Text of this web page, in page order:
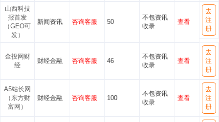
山西科技
报首发
（GEO可
发）
新闻资讯 咨询客服 50
不包资讯
收录
查看
去
注
册
金投网财
经
财经金融 咨询客服 46
不包资讯
收录
查看
去
注
册
A5站长网
（东方财
富网）
财经金融 咨询客服 100
不包资讯
收录
查看
去
注
册